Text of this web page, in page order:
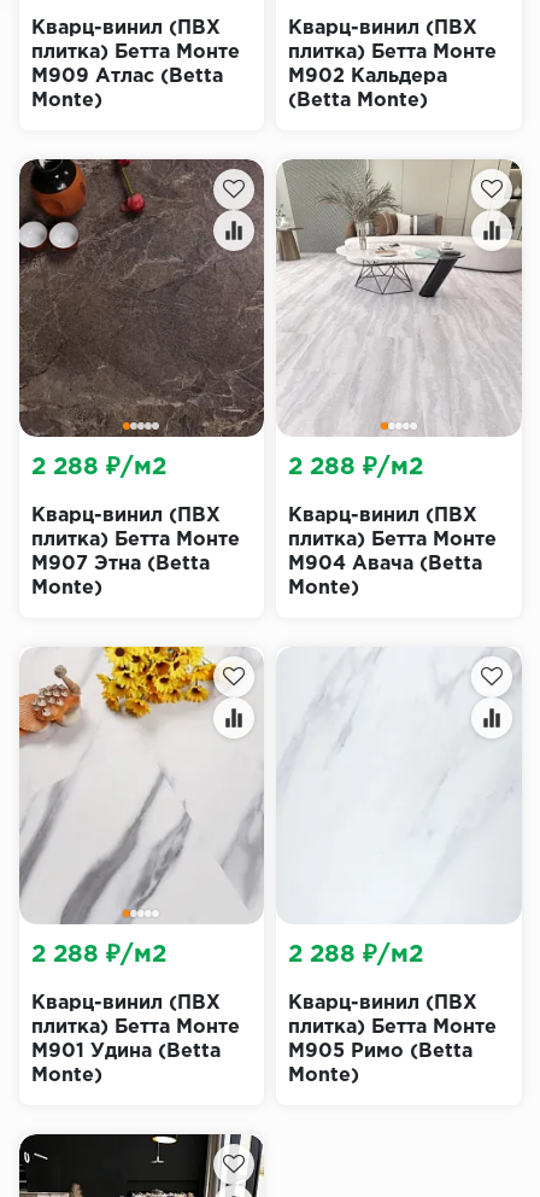
Кварц-винил (ПВХ
плитка) Бетта Монте
M909 Атлас (Betta
Monte)
Кварц-винил (ПВХ
плитка) Бетта Монте
M902 Кальдера
(Betta Monte)
Кварц-винил (ПВХ
плитка) Бетта Монте
M907 Этна (Betta
Monte)
2 288 ₽/м2
Кварц-винил (ПВХ
плитка) Бетта Монте
M904 Авача (Betta
Monte)
2 288 ₽/м2
Кварц-винил (ПВХ
плитка) Бетта Монте
M901 Удина (Betta
Monte)
2 288 ₽/м2
Кварц-винил (ПВХ
плитка) Бетта Монте
M905 Римо (Betta
Monte)
2 288 ₽/м2